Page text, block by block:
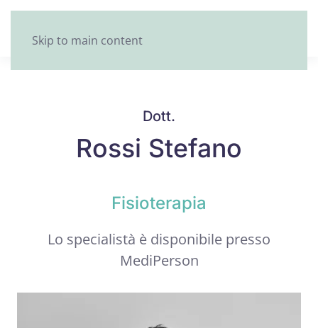
Skip to main content
Dott.
Rossi Stefano
Fisioterapia
Lo specialistà è disponibile presso
MediPerson